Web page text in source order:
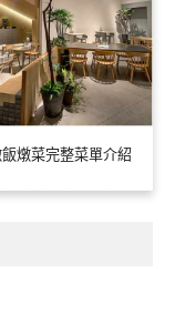
燉菜完整菜單介紹